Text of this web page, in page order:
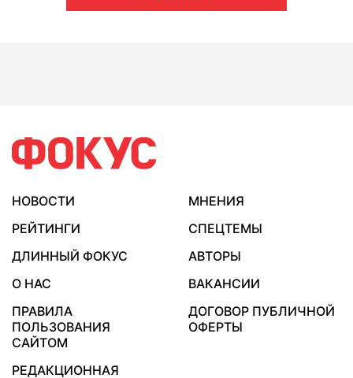
НОВОСТИ
МНЕНИЯ
РЕЙТИНГИ
СПЕЦТЕМЫ
ДЛИННЫЙ ФОКУС
АВТОРЫ
О НАС
ВАКАНСИИ
ПРАВИЛА
ПОЛЬЗОВАНИЯ
САЙТОМ
ДОГОВОР ПУБЛИЧНОЙ
ОФЕРТЫ
РЕДАКЦИОННАЯ